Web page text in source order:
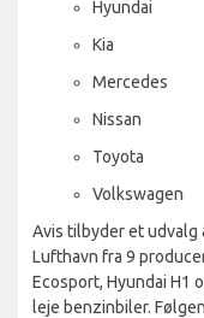
Hyundai
Kia
Mercedes
Nissan
Toyota
Volkswagen
Avis tilbyder et udvalg
Lufthavn fra 9
Ecosport, Hyundai H1
leje benzinbiler.